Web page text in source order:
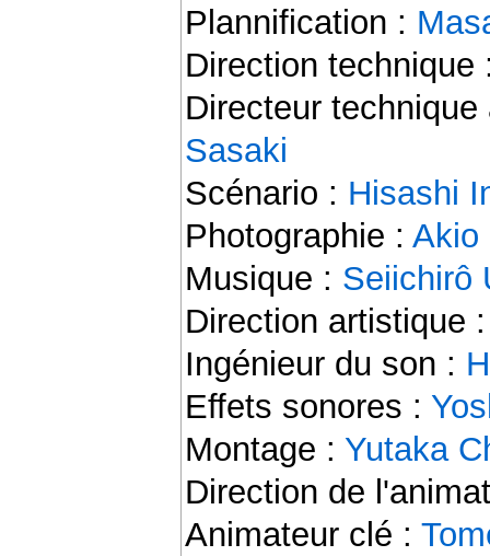
Plannification :
Direction
Directeur
Sasaki
Scénario : Hisashi
Photographie : Akio
Musique : Seiichirô
Direction artistique
Ingénieur du son :
Effets sonores :
Montage : Yutaka
Direction de
Animateur clé :